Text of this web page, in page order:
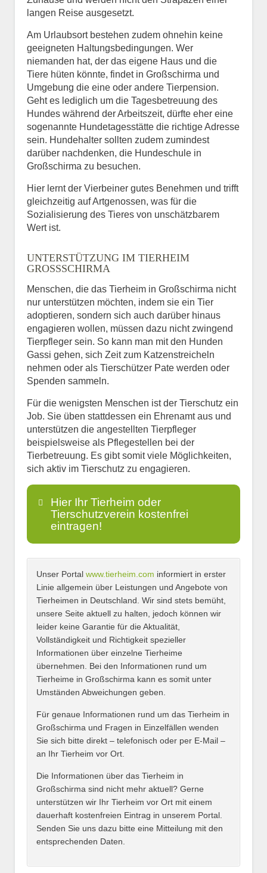
langen Reise ausgesetzt.
Am Urlaubsort bestehen zudem ohnehin keine
geeigneten Haltungsbedingungen. Wer
niemanden hat, der das eigene Haus und die
Tiere hüten könnte, findet in Großschirma und
Umgebung die eine oder andere Tierpension.
Geht es lediglich um die Tagesbetreuung des
Hundes während der Arbeitszeit, dürfte eher eine
sogenannte Hundetagesstätte die richtige Adresse
sein. Hundehalter sollten zudem zumindest
darüber nachdenken, die Hundeschule in
Großschirma zu besuchen.
Hier lernt der Vierbeiner gutes Benehmen und trifft
gleichzeitig auf Artgenossen, was für die
Sozialisierung des Tieres von unschätzbarem
Wert ist.
UNTERSTÜTZUNG IM TIERHEIM
GROSSSCHIRMA
Menschen, die das Tierheim in Großschirma nicht
nur unterstützen möchten, indem sie ein Tier
adoptieren, sondern sich auch darüber hinaus
engagieren wollen, müssen dazu nicht zwingend
Tierpfleger sein. So kann man mit den Hunden
Gassi gehen, sich Zeit zum Katzenstreicheln
nehmen oder als Tierschützer Pate werden oder
Spenden sammeln.
Für die wenigsten Menschen ist der Tierschutz ein
Job. Sie üben stattdessen ein Ehrenamt aus und
unterstützen die angestellten Tierpfleger
beispielsweise als Pflegestellen bei der
Tierbetreuung. Es gibt somit viele Möglichkeiten,
sich aktiv im Tierschutz zu engagieren.
Hier Ihr Tierheim oder
Tierschutzverein kostenfrei
eintragen!
Name*
E-Mail*
Name des Tierheims*
Unser Portal www.tierheim.com informiert in erster
Linie allgemein über Leistungen und Angebote von
Tierheimen in Deutschland. Wir sind stets bemüht,
unsere Seite aktuell zu halten, jedoch können wir
leider keine Garantie für die Aktualität,
Vollständigkeit und Richtigkeit spezieller
Informationen über einzelne Tierheime
übernehmen. Bei den Informationen rund um
Tierheime in Großschirma kann es somit unter
Umständen Abweichungen geben.
Für genaue Informationen rund um das Tierheim in
Großschirma und Fragen in Einzelfällen wenden
Sie sich bitte direkt – telefonisch oder per E-Mail –
an Ihr Tierheim vor Ort.
Die Informationen über das Tierheim in
Großschirma sind nicht mehr aktuell? Gerne
unterstützen wir Ihr Tierheim vor Ort mit einem
dauerhaft kostenfreien Eintrag in unserem Portal.
Senden Sie uns dazu bitte eine Mitteilung mit den
entsprechenden Daten.